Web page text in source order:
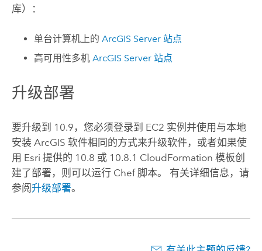
库）：
单台计算机上的ArcGIS Server 站点
高可用性多机ArcGIS Server 站点
升级部署
要升级到 10.9，您必须登录到 EC2 实例并使用与本地
安装 ArcGIS 软件相同的方式来升级软件，或者如果使
用 Esri 提供的 10.8 或 10.8.1 CloudFormation 模板创
建了部署，则可以运行 Chef脚本。 有关详细信息，请
参阅升级部署。